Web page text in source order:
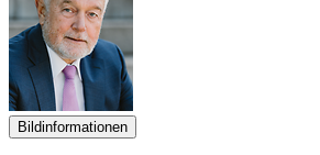
Bildinformationen